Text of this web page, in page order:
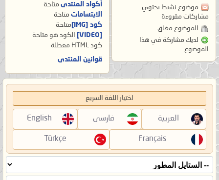
موضوع نشيط يحتوي
مشاركات مقروءة
الموضوع مغلق
لديك مشاركة في هذا
الموضوع
أكواد المنتدى متاحة
الابتسامات متاحة
كود [IMG]
متاحة
[VIDEO]
الكود هو متاحة
كود HTML
معطلة
قوانين المنتدى
اختيار اللغة السريع
العربية فارسی English
Français
Türkçe